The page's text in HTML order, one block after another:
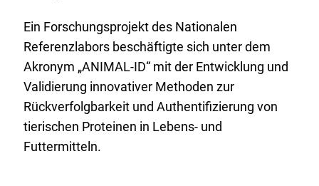
Ein Forschungsprojekt des Nationalen
Referenzlabors beschäftigte sich unter dem
Akronym „ANIMAL-ID“ mit der Entwicklung und
Validierung innovativer Methoden zur
Rückverfolgbarkeit und Authentifizierung von
tierischen Proteinen in Lebens- und
Futtermitteln.